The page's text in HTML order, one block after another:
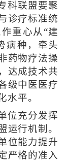
科联盟要聚
诊疗标准统
重心从“建
病种，牵头
药物疗法操
达成技术共
级中医医疗
水平。
位充分发挥
运行机制。
位能力提升
严格的准入